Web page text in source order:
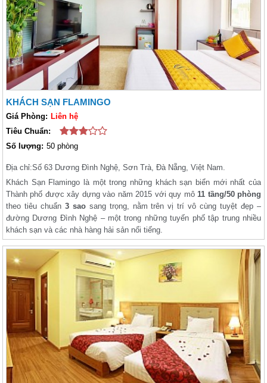
KHÁCH SẠN FLAMINGO
Giá Phòng: Liên hệ
Tiêu Chuẩn:
Số lượng: 50 phòng
Địa chỉ:Số 63 Dương Đình Nghệ, Sơn Trà, Đà Nẵng, Việt Nam.
Khách Sạn Flamingo là một trong những khách sạn biển mới nhất của
Thành phố được xây dựng vào năm 2015 với quy mô11 tầng/50 phòng
theo tiêu chuẩn 3 saosang trọng, nằm trên vị trí vô cùng tuyệt đẹp –
đường Dương Đình Nghệ – một trong những tuyến phố tập trung nhiều
khách sạn và các nhà hàng hải sản nổi tiếng.